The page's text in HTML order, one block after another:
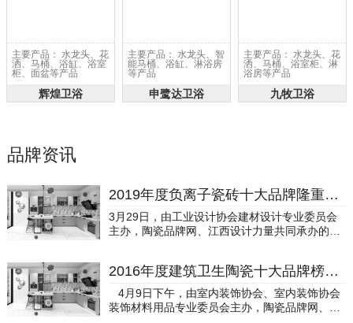
主要产品： 水龙头、花
洒、马桶、浴缸、浴室
柜、面盆等产品
辉煌卫浴
主要产品： 水龙头、智
能马桶、浴缸、淋浴房
等产品
申鹭达卫浴
主要产品： 水龙头、花
洒、马桶、浴室柜、淋
浴房等产品
九牧卫浴
品牌资讯
2019年度负离子瓷砖十大品牌隆重揭晓
3月29日，由工业设计协会建材设计专业委员会
主办，陶瓷品牌网、江西设计力量共同承办的20
会营销分会专职副会长于枫；工业设计协会建材
设计专业委员会副秘书长，建筑材料工业规划研
究院副总工程师王新捷；陶瓷工业协会营销分会
常务副秘书长姜崇；广东陶瓷协会秘书长陈振
2016年度建筑卫生陶瓷十大品牌榜隆重揭晓
4月9日下午，由室内装饰协会、室内装饰协会
装饰材料用品专业委员会主办，陶瓷品牌网、华